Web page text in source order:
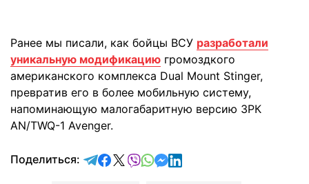
Ранее мы писали, как бойцы ВСУ разработали
уникальную модификацию громоздкого
американского комплекса Dual Mount Stinger,
превратив его в более мобильную систему,
напоминающую малогабаритную версию ЗРК
AN/TWQ-1 Avenger.
Поделиться: отправить в Telegram
поделиться в Facebook
поделиться в X
отправить в Viber
отправить в Whatsapp
отправить в Messenger
отправить в LinkedIn